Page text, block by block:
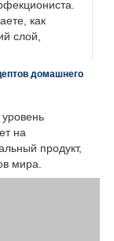
как
слой,
домашнего
на
продукт,
мира.